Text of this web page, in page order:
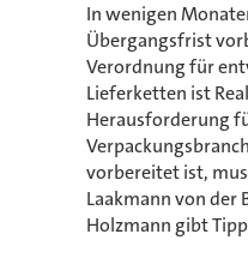
In wenigen
Übergangsfrist
Verordnung für
Lieferketten ist
Herausforderung
vorbereitet ist,
Laakmann von der
Holzmann gibt